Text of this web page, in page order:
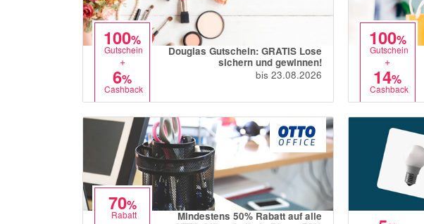
100%
Gutschein
+
6%
Cashback
Douglas Gutschein: GRATIS Lose
sichern und gewinnen!
bis 23.08.2026
100%
Gutschein
+
14%
Cashback
70%
Rabatt
Mindestens 50% Rabatt auf alle